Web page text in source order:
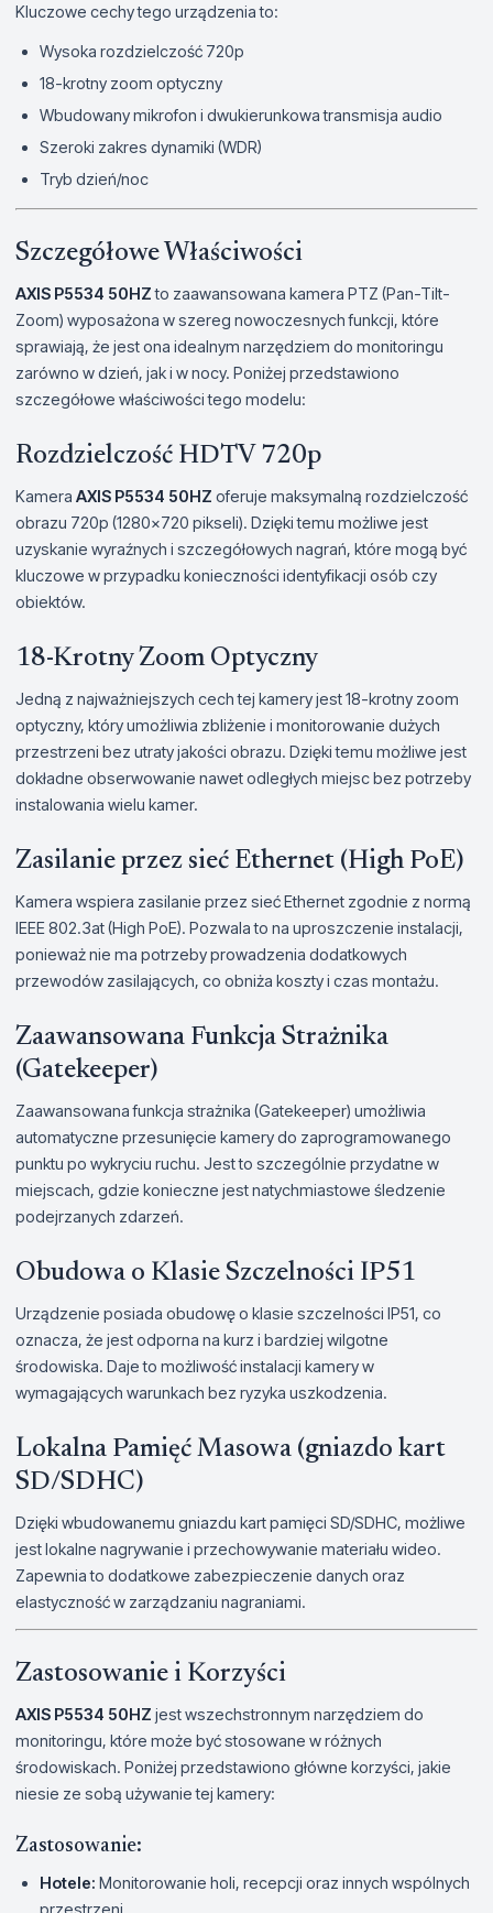
Kluczowe cechy tego urządzenia to:
Wysoka rozdzielczość 720p
18-krotny zoom optyczny
Wbudowany mikrofon i dwukierunkowa transmisja audio
Szeroki zakres dynamiki (WDR)
Tryb dzień/noc
Szczegółowe Właściwości
AXIS P5534 50HZto zaawansowana kamera PTZ (Pan-Tilt-
Zoom) wyposażona w szereg nowoczesnych funkcji, które
sprawiają, że jest ona idealnym narzędziem do monitoringu
zarówno w dzień, jak i w nocy. Poniżej przedstawiono
szczegółowe właściwości tego modelu:
Rozdzielczość HDTV 720p
Kamera AXIS P5534 50HZ oferuje maksymalną rozdzielczość
obrazu 720p (1280x720 pikseli). Dzięki temu możliwe jest
uzyskanie wyraźnych i szczegółowych nagrań, które mogą być
kluczowe w przypadku konieczności identyfikacji osób czy
obiektów.
18-Krotny Zoom Optyczny
Jedną z najważniejszych cech tej kamery jest 18-krotny zoom
optyczny, który umożliwia zbliżenie i monitorowanie dużych
przestrzeni bez utraty jakości obrazu. Dzięki temu możliwe jest
dokładne obserwowanie nawet odległych miejsc bez potrzeby
instalowania wielu kamer.
Zasilanie przez sieć Ethernet (High PoE)
Kamera wspiera zasilanie przez sieć Ethernet zgodnie z normą
IEEE 802.3at (High PoE). Pozwala to na uproszczenie instalacji,
ponieważ nie ma potrzeby prowadzenia dodatkowych
przewodów zasilających, co obniża koszty i czas montażu.
Zaawansowana Funkcja Strażnika
(Gatekeeper)
Zaawansowana funkcja strażnika (Gatekeeper) umożliwia
automatyczne przesunięcie kamery do zaprogramowanego
punktu po wykryciu ruchu. Jest to szczególnie przydatne w
miejscach, gdzie konieczne jest natychmiastowe śledzenie
podejrzanych zdarzeń.
Obudowa o Klasie Szczelności IP51
Urządzenie posiada obudowę o klasie szczelności IP51, co
oznacza, że jest odporna na kurz i bardziej wilgotne
środowiska. Daje to możliwość instalacji kamery w
wymagających warunkach bez ryzyka uszkodzenia.
Lokalna Pamięć Masowa (gniazdo kart
SD/SDHC)
Dzięki wbudowanemu gniazdu kart pamięci SD/SDHC, możliwe
jest lokalne nagrywanie i przechowywanie materiału wideo.
Zapewnia to dodatkowe zabezpieczenie danych oraz
elastyczność w zarządzaniu nagraniami.
Zastosowanie i Korzyści
AXIS P5534 50HZ jest wszechstronnym narzędziem do
monitoringu, które może być stosowane w różnych
środowiskach. Poniżej przedstawiono główne korzyści, jakie
niesie ze sobą używanie tej kamery:
Zastosowanie:
Hotele: Monitorowanie holi, recepcji oraz innych wspólnych
przestrzeni